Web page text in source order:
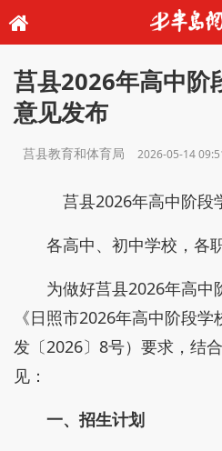
莒县2026年高中阶
意见发布
莒县教育和体育局 2026-05-14
莒县2026年高中阶段
各高中、初中学校，各
为做好莒县2026年高中
《日照市2026年高中阶段
发〔2026〕8号）要求，结
见：
一、招生计划